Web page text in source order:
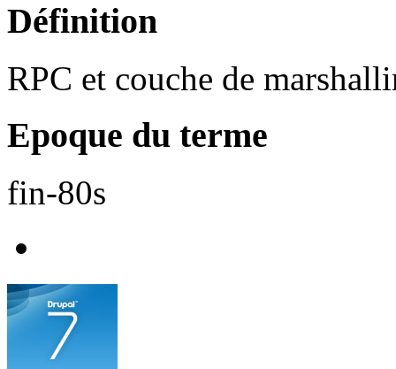
Définition
RPC et couche de
Epoque du terme
fin-80s